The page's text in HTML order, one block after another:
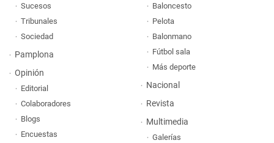
Sucesos
Tribunales
Sociedad
Pamplona
Opinión
Editorial
Colaboradores
Blogs
Encuestas
Baloncesto
Pelota
Balonmano
Fútbol sala
Más deporte
Nacional
Revista
Multimedia
Galerías